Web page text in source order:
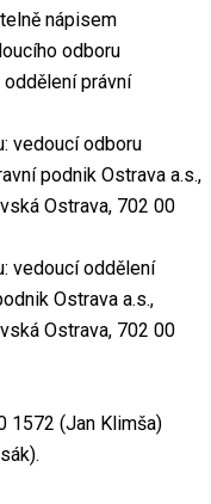
nápisem
odboru
právní
vedoucí odboru
podnik Ostrava a.s.,
Ostrava, 702 00
vedoucí oddělení
Ostrava a.s.,
Ostrava, 702 00
1572 (Jan Klimša)